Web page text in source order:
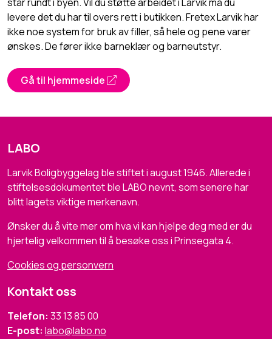
levere det du har til overs rett i butikken. Fretex Larvik har
ikke noe system for bruk av filler, så hele og pene varer
ønskes. De fører ikke barneklær og barneutstyr.
Gå til hjemmeside
LABO
Larvik Boligbyggelag ble stiftet i august 1946. Allerede i
stiftelsesdokumentet ble LABO nevnt, som senere har
blitt lagets viktige merkenavn.
Ønsker du å vite mer om hva vi kan hjelpe deg med er du
hjertelig velkommen til å besøke oss i Prinsegata 4.
Cookies og personvern
Kontakt oss
Telefon: 33 13 85 00
E-post: labo@labo.no